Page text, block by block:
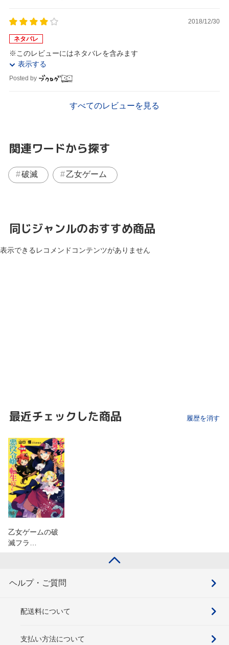
2018/12/30
ネタバレ
※このレビューにはネタバレを含みます
表示する
Posted by
すべてのレビューを見る
関連ワードから探す
破滅 乙女ゲーム
同じジャンルのおすすめ商品
表示できるレコメンドコンテンツがありません
最近チェックした商品 履歴を消す
乙女ゲームの破
滅フラ…
ヘルプ・ご質問
配送料について
支払い方法について